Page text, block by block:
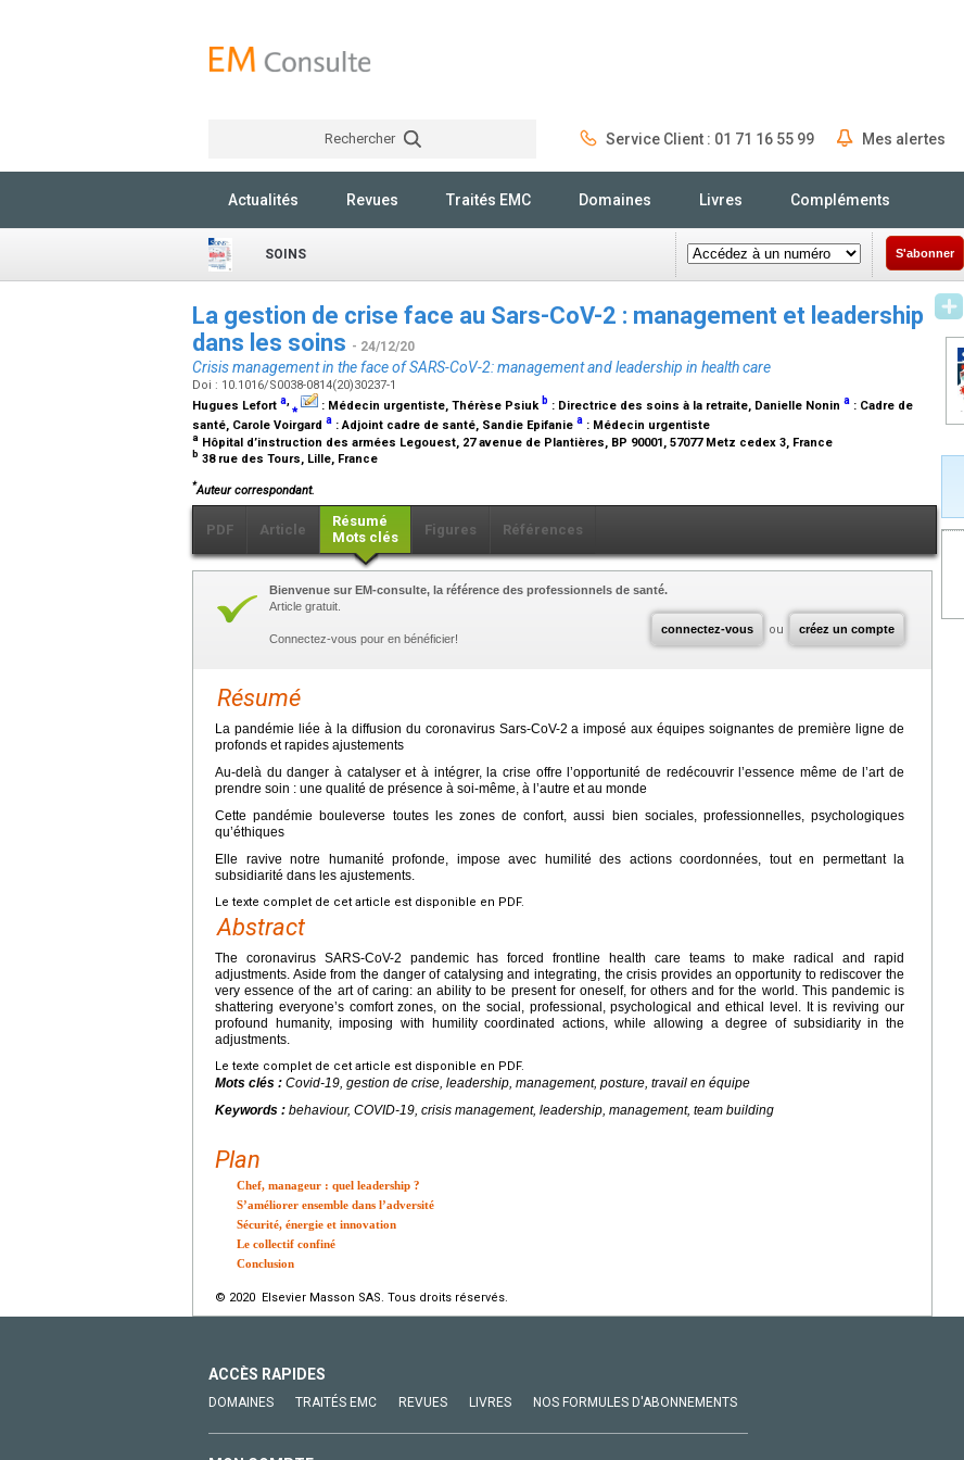
Rechercher Service Client : 01 71 16 55 99 Mes alertes
Actualités Revues Traités EMC Domaines Livres Compléments
SOINS S'abonner
La gestion de crise face au Sars-CoV-2 : management et leadership
dans les soins - 24/12/20
Crisis management in the face of SARS-CoV-2: management and leadership in health care
Doi : 10.1016/S0038-0814(20)30237-1
Hugues Lefort a,⁎ : Médecin urgentiste, Thérèse Psiuk b : Directrice des soins à la retraite, Danielle Nonin a : Cadre de
santé, Carole Voirgard a :Adjoint cadre de santé, Sandie Epifanie a : Médecin urgentiste
a Hôpital d’instruction des armées Legouest, 27 avenue de Plantières, BP 90001, 57077 Metz cedex 3, France
b 38 rue des Tours, Lille, France
*Auteur correspondant.
PDF Article
Résumé
Mots clés
Figures Références
connectez-vous ou créez un compte
Bienvenue sur EM-consulte, la référence des professionnels de santé.
Article gratuit.
Connectez-vous pour en bénéficier!
Résumé
La pandémie liée à la diffusion du coronavirus Sars-CoV-2 a imposé aux équipes soignantes de première ligne de
profonds et rapides ajustements
Au-delà du danger à catalyser et à intégrer, la crise offre l’opportunité de redécouvrir l’essence même de l’art de
prendre soin : une qualité de présence à soi-même, à l’autre et au monde
Cette pandémie bouleverse toutes les zones de confort, aussi bien sociales, professionnelles, psychologiques
qu’éthiques
Elle ravive notre humanité profonde, impose avec humilité des actions coordonnées, tout en permettant la
subsidiarité dans les ajustements.
Le texte complet de cet article est disponible en PDF.
Abstract
The coronavirus SARS-CoV-2 pandemic has forced frontline health care teams to make radical and rapid
adjustments. Aside from the danger of catalysing and integrating, the crisis provides an opportunity to rediscover the
very essence of the art of caring: an ability to be present for oneself, for others and for the world. This pandemic is
shattering everyone’s comfort zones, on the social, professional, psychological and ethical level. It is reviving our
profound humanity, imposing with humility coordinated actions, while allowing a degree of subsidiarity in the
adjustments.
Le texte complet de cet article est disponible en PDF.
Mots clés : Covid-19, gestion de crise, leadership, management, posture, travail en équipe
Keywords : behaviour, COVID-19, crisis management, leadership, management, team building
Plan
Chef, manageur : quel leadership ?
S’améliorer ensemble dans l’adversité
Sécurité, énergie et innovation
Le collectif confiné
Conclusion
© 2020 Elsevier Masson SAS. Tous droits réservés.
ACCÈS RAPIDES
DOMAINES TRAITÉS EMC REVUES LIVRES NOS FORMULES D'ABONNEMENTS